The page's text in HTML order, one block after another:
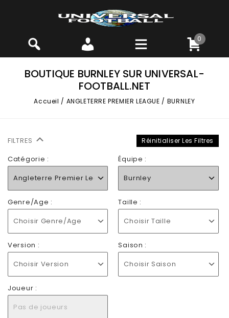
0
BOUTIQUE BURNLEY SUR UNIVERSAL-
FOOTBALL.NET
Accueil / ANGLETERRE PREMIER LEAGUE / BURNLEY
FILTRES Réinitialiser Les Filtres
Catégorie :
Angleterre Premier League
Équipe :
Burnley
Genre/Age :
Choisir Genre/Age
Taille :
Choisir Taille
Version :
Choisir Version
Saison :
Choisir Saison
Joueur :
Pas de joueurs